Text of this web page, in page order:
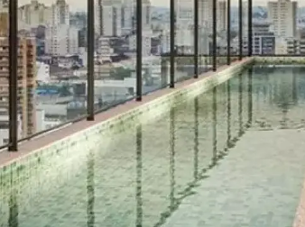
Parcerias Imobiliárias
Anunciar Imóveis
Perfil
Anunciar